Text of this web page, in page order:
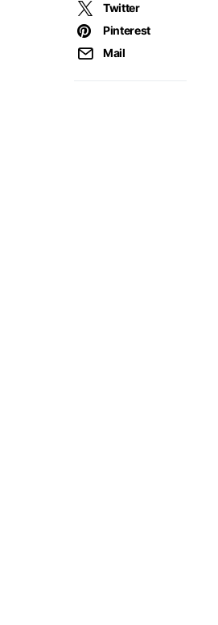
Twitter
Pinterest
Mail